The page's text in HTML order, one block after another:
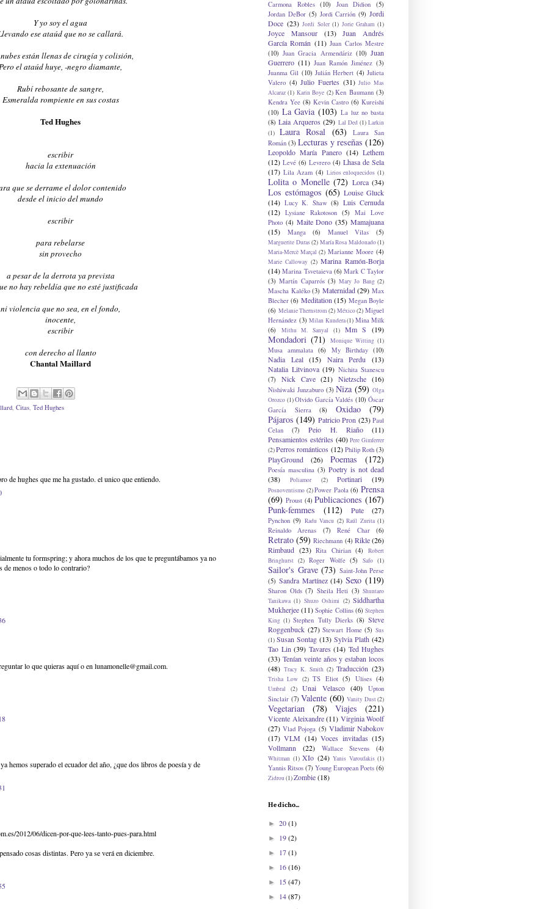
Y yo soy el agua
ese ataúd que no se callará.
están llenas de cirugía y colisión,
el ataúd huye, -negro diamante,
Rubí rebosante de sangre,
Esmeralda rompiente en sus costas
Ted Hughes
escribir
hacia la extenuación
que se derrame el dolor contenido
desde el inicio del mundo
escribir
para rebelarse
sin provecho
a pesar de la derrota ya prevista
no hay rebeldía que no esté justificada
ni violencia que no sea, en el fondo,
inocente,
escribir
con derecho al llanto
Chantal Maillard
, Citas, Ted Hughes
de hughes que me ha gustado. el unico que entiendo.
tu formspring; y ahora muchos de los que te preguntábamos ya no
de menos o todo lo contrario?
lo que quieras aquí o en lunamonelle@gmail.com.
hemos superado el ecuador del año, ¿que dos libros de poesía y de
2012/06/dicen-por-que-lees-tanto-pues-para.html
cosas distintas. Pero ya se verá en diciembre.
Carmona Robles
(10) Joan Didion
(5)
Jordan DeBor (5) Jordi Carrión (9) Jordi
Doce (23) Jordi Soler (1) Jorie Graham (1)
Joyce Mansour (13)
Juan Andrés
García Román (11) Juan Carlos Mestre
(10) Juan Gracia Armendáriz (10) Juan
Guerrero (11) Juan Ramón Jiménez (3)
Juanma Gil (10) Julián Herbert (4) Julieta
Valero (4) Julio Fuertes (31) Julio Mas
Alcaraz (1) Karin Boye (2) Ken Baumann (3)
Kendra Yee (8) Kevin Castro (6) Kureishi
(10) La Gavia (103) La luz no basta
(8) Laia Arqueros (29) Lal Ded (1) Larkin
(1)
Laura Rosal (63)
Laura San
Román (3) Lecturas y reseñas (126)
Leopoldo María Panero (14) Lethem
(12) Levé (6) Levrero (4) Lhasa de Sela
(17) Lila Azam (4) Lirios enloquecidos (1)
Lolita o Monelle (72) Lorca (34)
Los estómagos (65) Louise Gluck
(14) Lucy K. Shaw (8) Luis Cernuda
(12) Lysiane Rakotoson (5)
Mai Love
Photo (4) Maite Dono (35) Mamajuana
(15)
Manga (6) Manuel Vilas (5)
Marguerite Duras(2) María Rosa Maldonado(1)
Maria-Mercè Marçal (2) Marianne Moore (4)
Marie Calloway (2) Marina Ramón-Borja
(14) Marina Tsvetaieva (6) Mark C Taylor
(3) Martín Caparrós (3) Mary Jo Bang (2)
Mascha Kaléko (3) Maternidad (29) Max
Blecher (6) Meditation (15) Megan Boyle
(6) Melanie Thernstrom (2) México (2) Miguel
Hernández (3) Milan Kundera(1) Mina Milk
(6)
Mithu M. Sanyal (1) Mm S (19)
Mondadori (71) Monique Witting (1)
Musa ammalata (6) My Birthday (10)
Nadia Leal (15) Naira Perdu
(13)
Natalia Litvinova (19) Nichita Stanescu
(7)
Nick Cave (21) Nietzsche (16)
Nishiwaki Junzaburo (3) Niza (59) Olga
Orozco (1)Olvido García Valdés (10) Óscar
García Sierra
(8) Oxidao
(79)
Pájaros (149) Patricio Pron (23) Paul
Celan
(7) Peio H. Riaño
(11)
Pensamientos estériles (40) Pere Gimferrer
(2)Perros románticos (12) Philip Roth (3)
PlayGround (26) Poemas (172)
Poesía masculina (3) Poetry is not dead
(38)
Poliamor (2) Portinari (19)
Posnoventismo (2) Power Paola (6) Prensa
(69) Proust (4) Publicaciones (167)
Punk-femmes
(112) Pute (27)
Pynchon (9) Radu Vancu (2) Raúl Zurita (1)
Reinaldo Arenas (7) René Char (6)
Retrato (59) Riechmann (4) Rikle (26)
Rimbaud (23) Rita Chirian (4)
Robert
Bringhurst (2) Roger Wolfe (5) Safo (1)
Sailor's Grave (73) Saint-John Perse
(5) Sandra Martínez (14) Sexo (119)
Sharon Olds (7) Sheila Heti (3) Shuntaro
Tanikawa (1) Shuzo Oshimi (2) Siddhartha
Mukherjee (11) Sophie Collins (6) Stephen
King (1) Stephen Tully Dierks (8) Steve
Roggenbuck (27) Stewart Home (5) Sus
(1) Susan Sontag (13) Sylvia Plath (42)
Tao Lin (39) Tavares (14) Ted Hughes
(33) Tenían veinte años y estaban locos
(48) Tracy K. Smith (2) Traducción (23)
Trisha Low (2) TS Eliot (5) Ulises (4)
Umbral (2) Unai Velasco (40)
Upton
Sinclair (7) Valente (60) Vanity Dust(2)
Vegetarian (78) Viajes (221)
Vicente Aleixandre (11) Virginia Woolf
(27) Vlad Pojoga (5) Vladimir Nabokov
(17) VLM (14) Voces invitadas (15)
Vollmann
(22) Wallace Stevens (4)
Whitman (1) XIo (24) Yanis Varoufakis (1)
Yannis Ritsos (7) Young European Poets (6)
Zidrou(1)Zombie(18)
He dicho...
► 20(1)
► 19(2)
► 17(1)
► 16(16)
► 15(47)
► 14(87)